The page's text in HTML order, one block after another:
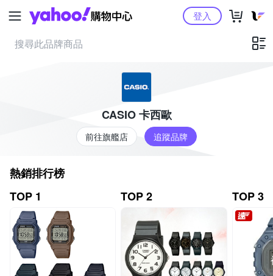
Yahoo購物中心登入
CASIO 卡西歐
前往旗艦店 追蹤品牌
熱銷排行榜
TOP 1
TOP 2 TOP 3